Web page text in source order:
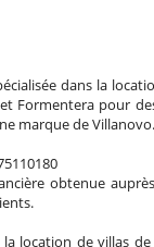
dans la
Formentera pour
marque de Villanovo.
obtenue
la location de villas